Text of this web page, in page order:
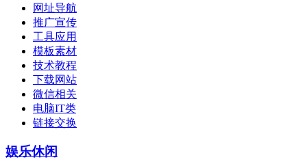
网址导航
推广宣传
工具应用
模板素材
技术教程
下载网站
微信相关
电脑IT类
链接交换
娱乐休闲